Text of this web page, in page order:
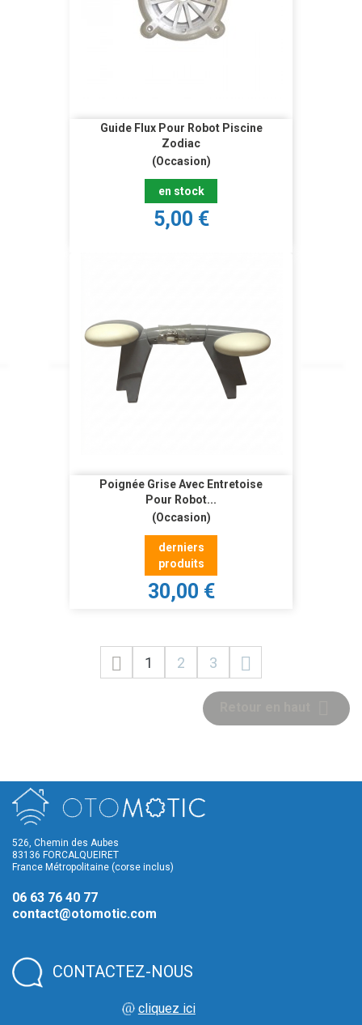
Guide Flux Pour Robot Piscine
Zodiac
(Occasion)
en stock
5,00 €
Poignée Grise Avec Entretoise
Pour Robot...
(Occasion)
derniers
produits
30,00 €
 1 2 3 
526, Chemin des Aubes
83136 FORCALQUEIRET
France Métropolitaine (corse inclus)
06 63 76 40 77
contact@otomotic.com
CONTACTEZ-NOUS
cliquez ici